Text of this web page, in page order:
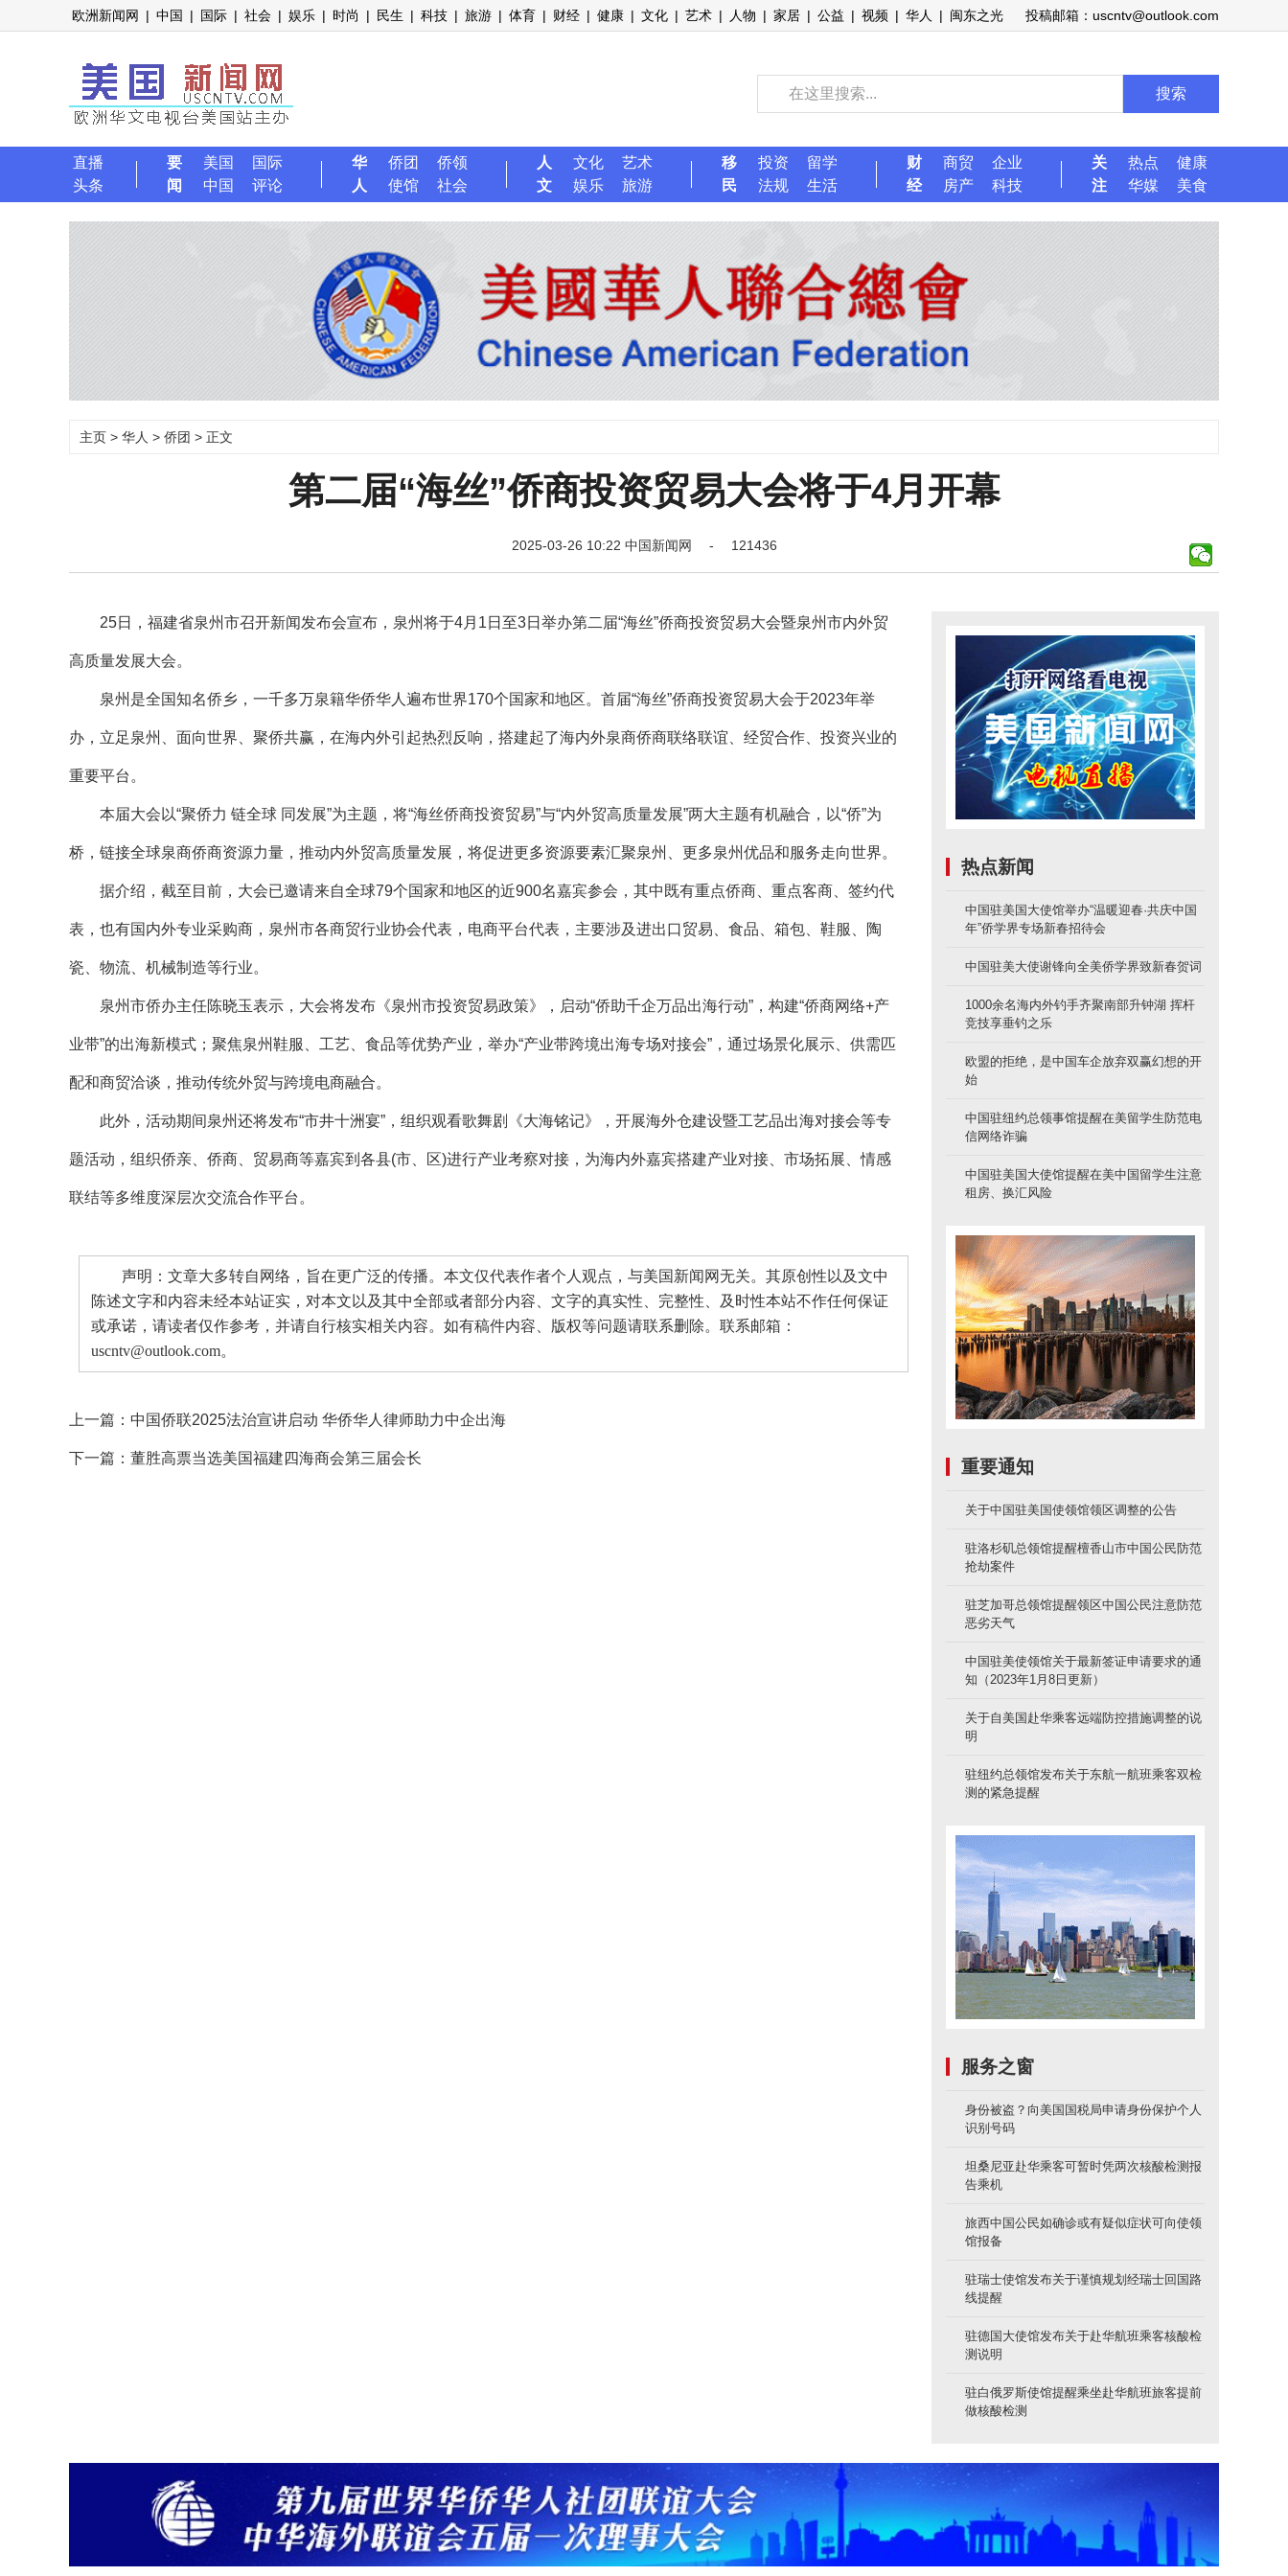
欧洲新闻网 | 中国 | 国际 | 社会 | 娱乐 | 时尚 | 民生 | 科技 | 旅游 | 体育 | 财经 | 健康 | 文化 | 艺术 | 人物 | 家居 | 公益 | 视频 | 华人 | 闽东之光 投稿邮箱：uscntv@outlook.com
搜索
直播
头条
要
闻
美国
国际
中国
评论
华
人
侨团
侨领
使馆
社会
人
文
文化
艺术
娱乐
旅游
移
民
投资
留学
法规
生活
财
经
商贸
企业
房产
科技
关
注
热点
健康
华媒
美食
主页 > 华人 > 侨团 > 正文
第二届“海丝”侨商投资贸易大会将于4月开幕
2025-03-26 10:22 中国新闻网 - 121436
25日，福建省泉州市召开新闻发布会宣布，泉州将于4月1日至3日举办第二届“海丝”侨商投资贸易大会暨泉州市内外贸
高质量发展大会。
泉州是全国知名侨乡，一千多万泉籍华侨华人遍布世界170个国家和地区。首届“海丝”侨商投资贸易大会于2023年举
办，立足泉州、面向世界、聚侨共赢，在海内外引起热烈反响，搭建起了海内外泉商侨商联络联谊、经贸合作、投资兴业的
重要平台。
本届大会以“聚侨力 链全球 同发展”为主题，将“海丝侨商投资贸易”与“内外贸高质量发展”两大主题有机融合，以“侨”为
桥，链接全球泉商侨商资源力量，推动内外贸高质量发展，将促进更多资源要素汇聚泉州、更多泉州优品和服务走向世界。
据介绍，截至目前，大会已邀请来自全球79个国家和地区的近900名嘉宾参会，其中既有重点侨商、重点客商、签约代
表，也有国内外专业采购商，泉州市各商贸行业协会代表，电商平台代表，主要涉及进出口贸易、食品、箱包、鞋服、陶
瓷、物流、机械制造等行业。
泉州市侨办主任陈晓玉表示，大会将发布《泉州市投资贸易政策》，启动“侨助千企万品出海行动”，构建“侨商网络+产
业带”的出海新模式；聚焦泉州鞋服、工艺、食品等优势产业，举办“产业带跨境出海专场对接会”，通过场景化展示、供需匹
配和商贸洽谈，推动传统外贸与跨境电商融合。
此外，活动期间泉州还将发布“市井十洲宴”，组织观看歌舞剧《大海铭记》，开展海外仓建设暨工艺品出海对接会等专
题活动，组织侨亲、侨商、贸易商等嘉宾到各县(市、区)进行产业考察对接，为海内外嘉宾搭建产业对接、市场拓展、情感
联结等多维度深层次交流合作平台。
声明：文章大多转自网络，旨在更广泛的传播。本文仅代表作者个人观点，与美国新闻网无关。其原创性以及文中
陈述文字和内容未经本站证实，对本文以及其中全部或者部分内容、文字的真实性、完整性、及时性本站不作任何保证
或承诺，请读者仅作参考，并请自行核实相关内容。如有稿件内容、版权等问题请联系删除。联系邮箱：
uscntv@outlook.com。
上一篇： 中国侨联2025法治宣讲启动 华侨华人律师助力中企出海
下一篇： 董胜高票当选美国福建四海商会第三届会长
热点新闻
中国驻美国大使馆举办“温暖迎春·共庆中国
年”侨学界专场新春招待会
中国驻美大使谢锋向全美侨学界致新春贺词
1000余名海内外钓手齐聚南部升钟湖 挥杆
竞技享垂钓之乐
欧盟的拒绝，是中国车企放弃双赢幻想的开
始
中国驻纽约总领事馆提醒在美留学生防范电
信网络诈骗
中国驻美国大使馆提醒在美中国留学生注意
租房、换汇风险
重要通知
关于中国驻美国使领馆领区调整的公告
驻洛杉矶总领馆提醒檀香山市中国公民防范
抢劫案件
驻芝加哥总领馆提醒领区中国公民注意防范
恶劣天气
中国驻美使领馆关于最新签证申请要求的通
知（2023年1月8日更新）
关于自美国赴华乘客远端防控措施调整的说
明
驻纽约总领馆发布关于东航一航班乘客双检
测的紧急提醒
服务之窗
身份被盗？向美国国税局申请身份保护个人
识别号码
坦桑尼亚赴华乘客可暂时凭两次核酸检测报
告乘机
旅西中国公民如确诊或有疑似症状可向使领
馆报备
驻瑞士使馆发布关于谨慎规划经瑞士回国路
线提醒
驻德国大使馆发布关于赴华航班乘客核酸检
测说明
驻白俄罗斯使馆提醒乘坐赴华航班旅客提前
做核酸检测